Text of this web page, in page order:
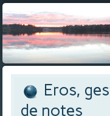
Eros,
de notes